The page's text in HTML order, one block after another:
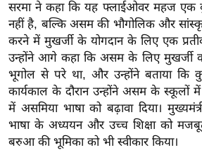
इं
डि
या
सा
हि
त्य
ज
ग
सरमा ने कहा कि यह फ्लाईओवर महज एक
नहीं है, बल्कि असम की भौगोलिक और
करने में मुखर्जी के योगदान के लिए एक
उन्होंने आगे कहा कि असम के लिए मुखर्जी
भूगोल से परे था, और उन्होंने बताया
कार्यकाल के दौरान उन्होंने असम के स्कूलों
में असमिया भाषा को बढ़ावा दिया।
भाषा के अध्ययन और उच्च शिक्षा को
बरुआ की भूमिका को भी स्वीकार किया।